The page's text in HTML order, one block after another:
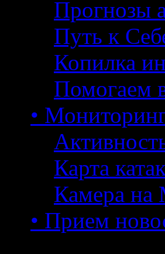
Прогнозы
Путь к
Копилка
Помогаем
•
Карта
Камера
• Прием